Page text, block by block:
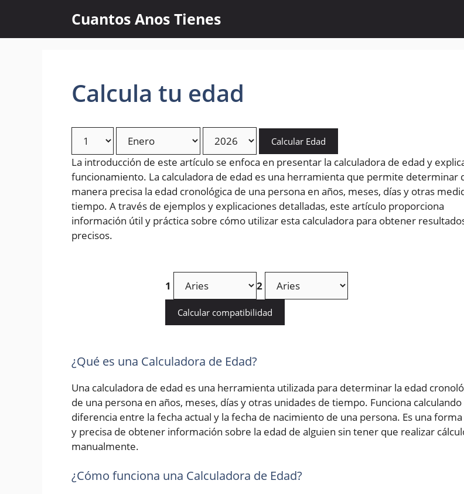
content
Cuantos Anos Tienes
Calcula tu edad
Calcular Edad
La introducción de este artículo se enfoca en presentar la calculadora de edad y
funcionamiento. La calculadora de edad es una herramienta que permite determinar
manera precisa la edad cronológica de una persona en años, meses, días y otras
tiempo. A través de ejemplos y explicaciones detalladas, este artículo proporciona
información útil y práctica sobre cómo utilizar esta calculadora para obtener
precisos.
1 2
Calcular compatibilidad
¿Qué es una Calculadora de Edad?
Una calculadora de edad es una herramienta utilizada para determinar la edad
de una persona en años, meses, días y otras unidades de tiempo. Funciona calculando
diferencia entre la fecha actual y la fecha de nacimiento de una persona. Es una
y precisa de obtener información sobre la edad de alguien sin tener que realizar
manualmente.
¿Cómo funciona una Calculadora de Edad?